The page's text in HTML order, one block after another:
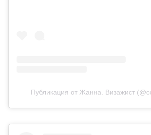
Публикация от Жанна. Визажист